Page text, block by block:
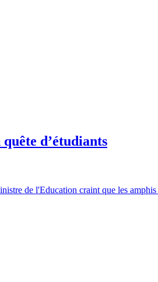
d’étudiants
de l'Education craint que les